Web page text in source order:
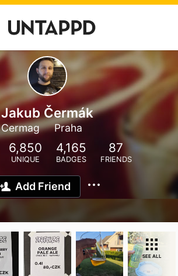
Jakub Čermák
Cermag Praha
6,850
UNIQUE
4,165
BADGES
87
FRIENDS
Add Friend
SEE ALL